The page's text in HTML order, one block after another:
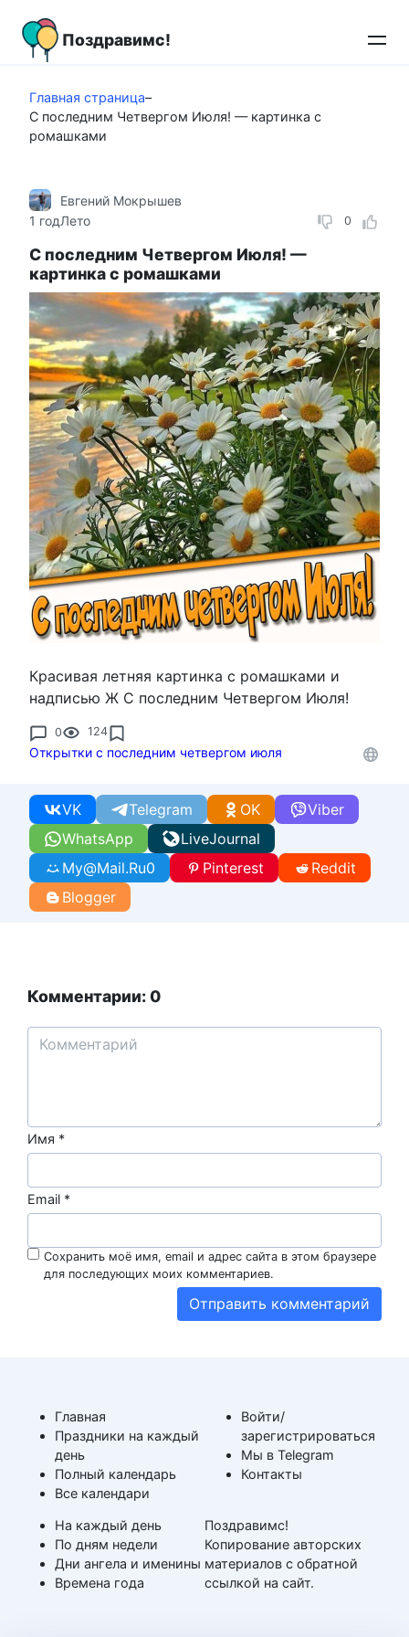
контенту
Поздравимс!
Главная страница–
С последним Четвергом Июля! — картинка с
ромашками
0
Евгений Мокрышев
1 годЛето
С последним Четвергом Июля! —
картинка с ромашками
Красивая летняя картинка с ромашками и
надписью Ж С последним Четвергом Июля!
0 124
Открытки с последним четвергом июля
WhatsApp
VK Telegram Viber
OK
LiveJournal
My@Mail.Ru0 Pinterest
Reddit
Blogger
Комментарии: 0
Имя *
Email *
Сохранить моё имя, email и адрес сайта в этом браузере
для последующих моих комментариев.
Главная
Праздники на каждый
день
Полный календарь
Все календари
На каждый день
По дням недели
Дни ангела и именины
Времена года
Войти/
зарегистрироваться
Мы в Telegram
Контакты
Поздравимс!
Копирование авторских
материалов с обратной
ссылкой на сайт.